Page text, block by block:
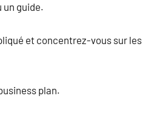
un guide.
et concentrez-vous sur les
plan.